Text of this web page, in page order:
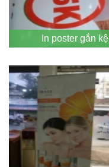
In poster gắn